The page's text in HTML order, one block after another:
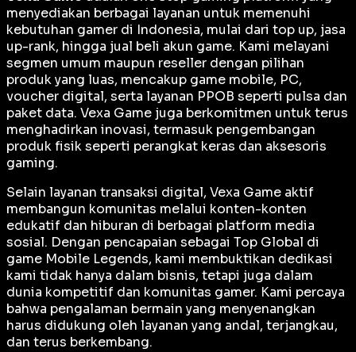
menyediakan berbagai layanan untuk memenuhi
kebutuhan gamer di Indonesia, mulai dari top up, jasa
up-rank, hingga jual beli akun game. Kami melayani
segmen umum maupun reseller dengan pilihan
produk yang luas, mencakup game mobile, PC,
voucher digital, serta layanan PPOB seperti pulsa dan
paket data. Vexa Game juga berkomitmen untuk terus
menghadirkan inovasi, termasuk pengembangan
produk fisik seperti perangkat keras dan aksesoris
gaming.
Selain layanan transaksi digital, Vexa Game aktif
membangun komunitas melalui konten-konten
edukatif dan hiburan di berbagai platform media
sosial. Dengan pencapaian sebagai Top Global di
game Mobile Legends, kami membuktikan dedikasi
kami tidak hanya dalam bisnis, tetapi juga dalam
dunia kompetitif dan komunitas gamer. Kami percaya
bahwa pengalaman bermain yang menyenangkan
harus didukung oleh layanan yang andal, terjangkau,
dan terus berkembang.